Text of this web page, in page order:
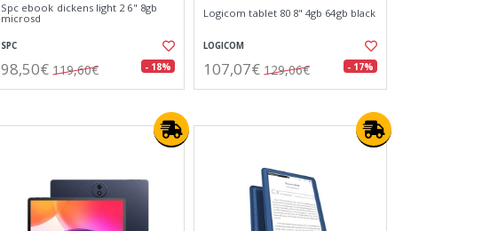
Spc ebook dickens light 2 6" 8gb
microsd
SPC
98,50€ 119,60€ - 18%
Logicom tablet 80 8" 4gb 64gb black
LOGICOM
107,07€ 129,06€ - 17%